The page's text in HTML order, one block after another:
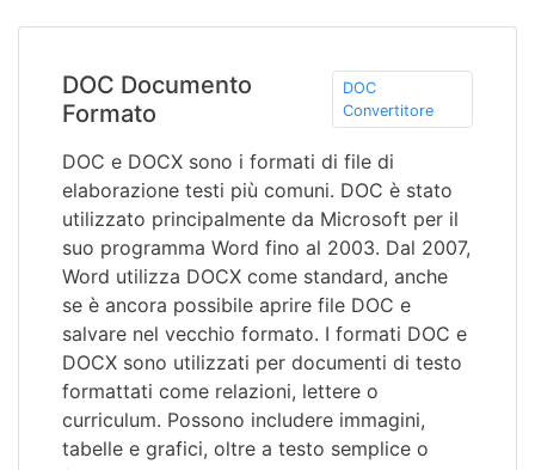
DOC Documento
Formato
DOC
Convertitore
DOC e DOCX sono i formati di file di
elaborazione testi più comuni. DOC è stato
utilizzato principalmente da Microsoft per il
suo programma Word fino al 2003. Dal 2007,
Word utilizza DOCX come standard, anche
se è ancora possibile aprire file DOC e
salvare nel vecchio formato. I formati DOC e
DOCX sono utilizzati per documenti di testo
formattati come relazioni, lettere o
curriculum. Possono includere immagini,
tabelle e grafici, oltre a testo semplice o